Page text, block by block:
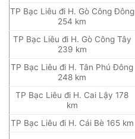
TP Bạc Liêu đi H. Gò Công Đông
254 km
TP Bạc Liêu đi H. Gò Công Tây
239 km
TP Bạc Liêu đi H. Tân Phú Đông
248 km
TP Bạc Liêu đi H. Cai Lậy 178
km
TP Bạc Liêu đi H. Cái Bè 165 km